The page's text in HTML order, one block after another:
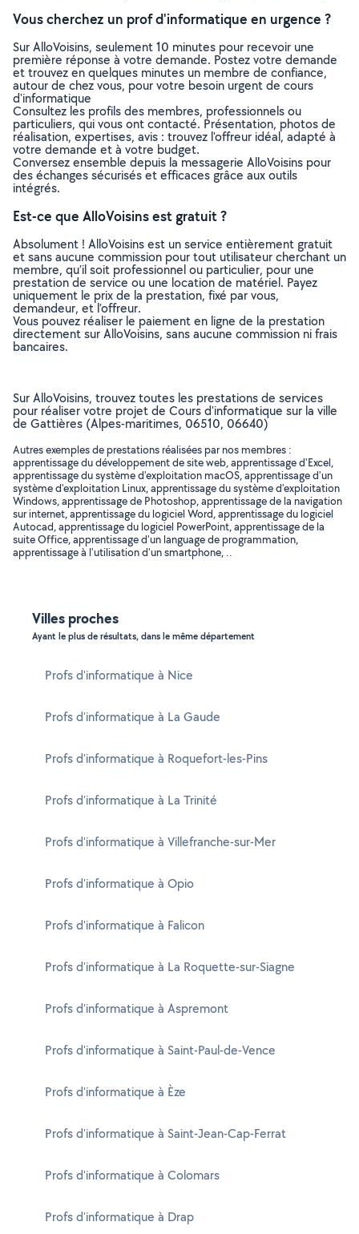
Vous cherchez un prof d'informatique en urgence ?
Sur AlloVoisins, seulement 10 minutes pour recevoir une
première réponse à votre demande. Postez votre demande
et trouvez en quelques minutes un membre de confiance,
autour de chez vous, pour votre besoin urgent de cours
d'informatique
Consultez les profils des membres, professionnels ou
particuliers, qui vous ont contacté. Présentation, photos de
réalisation, expertises, avis : trouvez l'offreur idéal, adapté à
votre demande et à votre budget.
Conversez ensemble depuis la messagerie AlloVoisins pour
des échanges sécurisés et efficaces grâce aux outils
intégrés.
Est-ce que AlloVoisins est gratuit ?
Absolument ! AlloVoisins est un service entièrement gratuit
et sans aucune commission pour tout utilisateur cherchant un
membre, qu’il soit professionnel ou particulier, pour une
prestation de service ou une location de matériel. Payez
uniquement le prix de la prestation, fixé par vous,
demandeur, et l’offreur.
Vous pouvez réaliser le paiement en ligne de la prestation
directement sur AlloVoisins, sans aucune commission ni frais
bancaires.
Sur AlloVoisins, trouvez toutes les prestations de services
pour réaliser votre projet de Cours d'informatique sur la ville
de Gattières (Alpes-maritimes, 06510, 06640)
Autres exemples de prestations réalisées par nos membres :
apprentissage du développement de site web, apprentissage d'Excel,
apprentissage du système d'exploitation macOS, apprentissage d'un
système d'exploitation Linux, apprentissage du système d'exploitation
Windows, apprentissage de Photoshop, apprentissage de la navigation
sur internet, apprentissage du logiciel Word, apprentissage du logiciel
Autocad, apprentissage du logiciel PowerPoint, apprentissage de la
suite Office, apprentissage d'un language de programmation,
apprentissage à l'utilisation d'un smartphone, ..
Villes proches
Ayant le plus de résultats, dans le même département
Profs d'informatique à Nice
Profs d'informatique à La Gaude
Profs d'informatique à Roquefort-les-Pins
Profs d'informatique à La Trinité
Profs d'informatique à Villefranche-sur-Mer
Profs d'informatique à Opio
Profs d'informatique à Falicon
Profs d'informatique à La Roquette-sur-Siagne
Profs d'informatique à Aspremont
Profs d'informatique à Saint-Paul-de-Vence
Profs d'informatique à Èze
Profs d'informatique à Saint-Jean-Cap-Ferrat
Profs d'informatique à Colomars
Profs d'informatique à Drap